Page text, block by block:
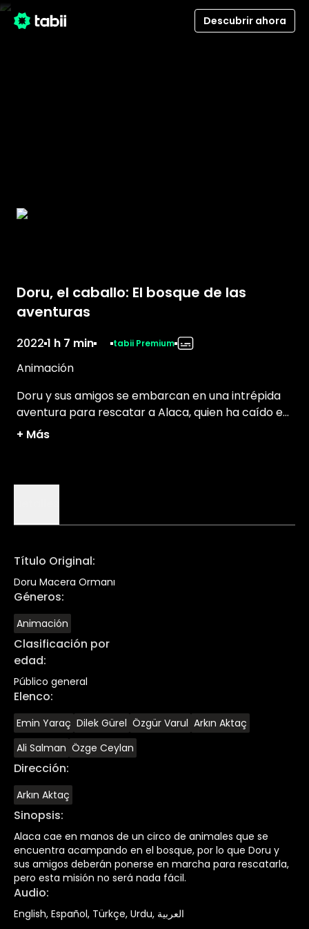
Descubrir ahora
Doru, el caballo: El bosque de las
aventuras
2022 1 h 7 min tabii Premium
Animación
Doru y sus amigos se embarcan en una intrépida
aventura para rescatar a Alaca, quien ha caído en
manos de un circo de animales.
+ Más
Título Original:
Doru Macera Ormanı
Géneros:
Animación
Clasificación por
edad:
Público general
Elenco:
Emin Yaraç Dilek Gürel Özgür Varul Arkın Aktaç
Ali Salman Özge Ceylan
Dirección:
Arkın Aktaç
Sinopsis:
Alaca cae en manos de un circo de animales que se
encuentra acampando en el bosque, por lo que Doru y
sus amigos deberán ponerse en marcha para rescatarla,
pero esta misión no será nada fácil.
Audio:
English, Español, Türkçe, Urdu, العربية